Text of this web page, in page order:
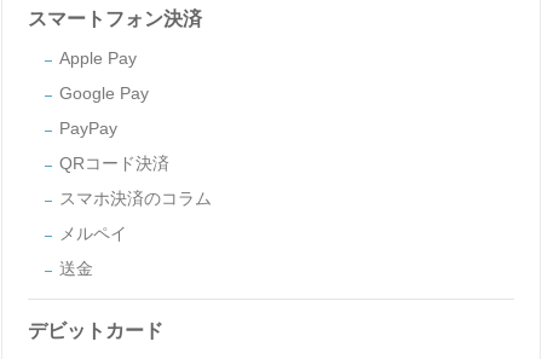
スマートフォン決済
Apple Pay
Google Pay
PayPay
QRコード決済
スマホ決済のコラム
メルペイ
送金
デビットカード